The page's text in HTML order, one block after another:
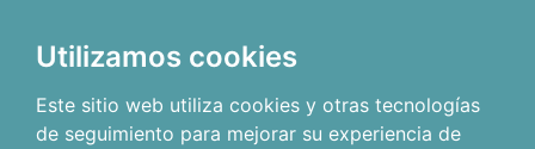
Utilizamos cookies
Este sitio web utiliza cookies y otras tecnologías
de seguimiento para mejorar su experiencia de